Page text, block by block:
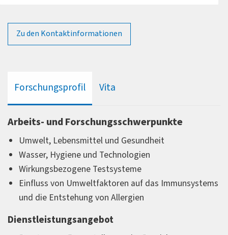
Zu den Kontaktinformationen
Forschungsprofil Vita
Arbeits- und Forschungsschwerpunkte
Umwelt, Lebensmittel und Gesundheit
Wasser, Hygiene und Technologien
Wirkungsbezogene Testsysteme
Einfluss von Umweltfaktoren auf das Immunsystems
und die Entstehung von Allergien
Dienstleistungsangebot